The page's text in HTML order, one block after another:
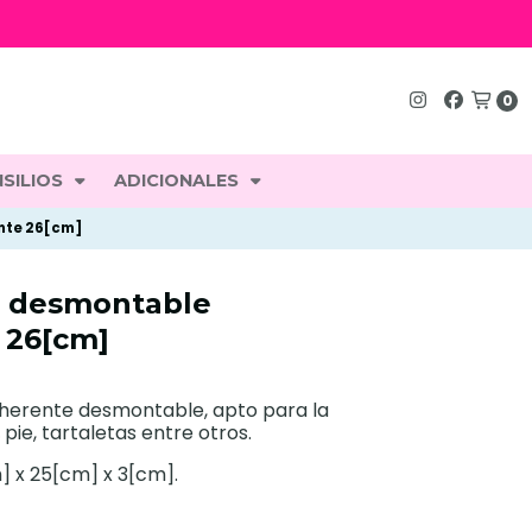
0
ADICIONALES
26[cm]
desmontable
desmontable, apto para la
tartaletas entre otros.
x 25[cm] x 3[cm].